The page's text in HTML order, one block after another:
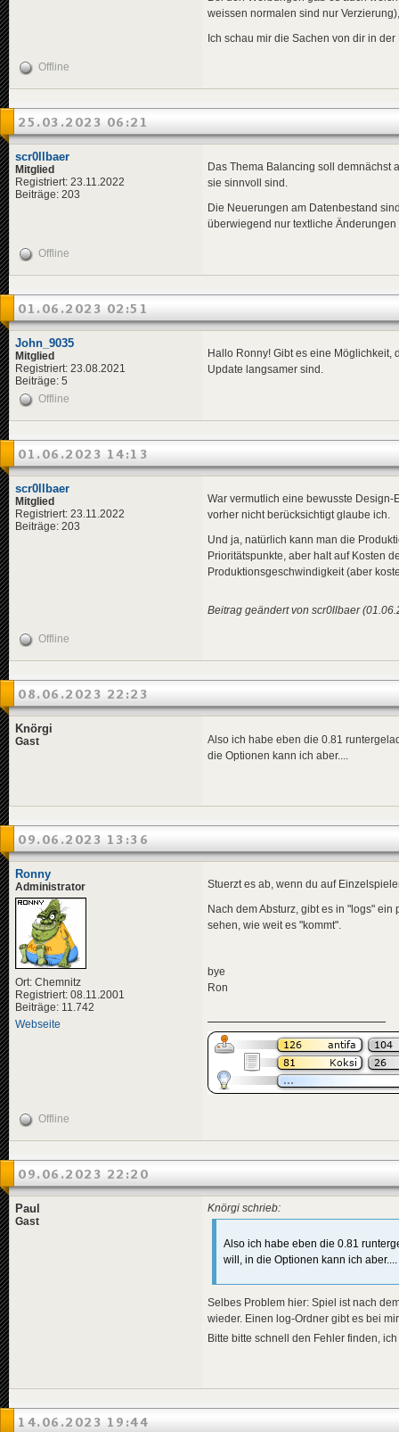
weissen normalen sind nur
Ich schau mir die Sachen von dir in
Offline
25.03.2023 06:21
scr0llbaer
Mitglied
Registriert: 23.11.2022
Beiträge: 203
Das Thema Balancing soll
sie sinnvoll sind.
Die Neuerungen am Datenbestand
überwiegend nur textliche
Offline
01.06.2023 02:51
John_9035
Mitglied
Registriert: 23.08.2021
Beiträge: 5
Hallo Ronny! Gibt es eine
Update langsamer sind.
Offline
01.06.2023 14:13
scr0llbaer
Mitglied
Registriert: 23.11.2022
Beiträge: 203
War vermutlich eine bewusste
vorher nicht berücksichtigt glaube ich.
Und ja, natürlich kann man die
Prioritätspunkte, aber halt auf Kosten
Produktionsgeschwindigkeit (aber
Beitrag geändert von scr0llbaer
Offline
08.06.2023 22:23
Knörgi
Gast
Also ich habe eben die 0.81
die Optionen kann ich aber....
09.06.2023 13:36
Ronny
Administrator
Ort: Chemnitz
Registriert: 08.11.2001
Beiträge: 11.742
Webseite
Stuerzt es ab, wenn du auf
Nach dem Absturz, gibt es in "logs"
sehen, wie weit es "kommt".
bye
Ron
Offline
09.06.2023 22:20
Paul
Gast
Knörgi schrieb:
Also ich habe eben die 0.81
will, in die Optionen kann ich aber....
Selbes Problem hier: Spiel ist nach
wieder. Einen log-Ordner gibt es bei
Bitte bitte schnell den Fehler finden,
14.06.2023 19:44